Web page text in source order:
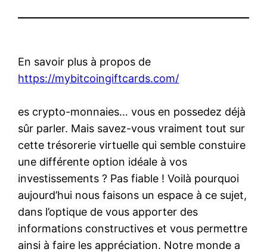
En savoir plus à propos de
https://mybitcoingiftcards.com/
es crypto-monnaies… vous en possedez déjà
sûr parler. Mais savez-vous vraiment tout sur
cette trésorerie virtuelle qui semble constuire
une différente option idéale à vos
investissements ? Pas fiable ! Voilà pourquoi
aujourd’hui nous faisons un espace à ce sujet,
dans l’optique de vous apporter des
informations constructives et vous permettre
ainsi à faire les appréciation. Notre monde a